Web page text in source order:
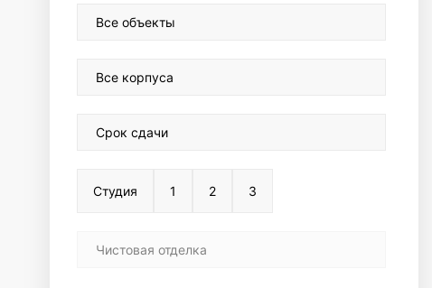
Все объекты
Все корпуса
Срок сдачи
Студия 1 2 3
Чистовая отделка